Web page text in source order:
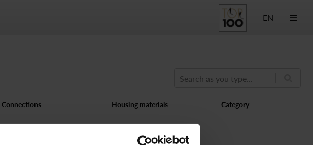
EN
Search as you type...
Connections Housing materials Category